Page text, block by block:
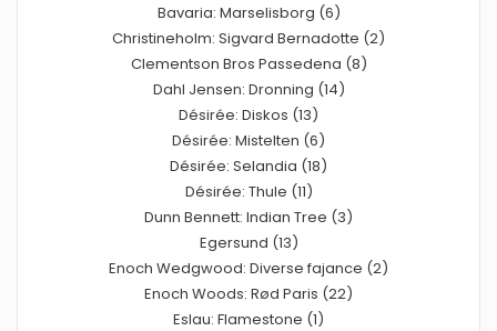
Bavaria: Marselisborg (6)
Christineholm: Sigvard Bernadotte (2)
Clementson Bros Passedena (8)
Dahl Jensen: Dronning (14)
Désirée: Diskos (13)
Désirée: Mistelten (6)
Désirée: Selandia (18)
Désirée: Thule (11)
Dunn Bennett: Indian Tree (3)
Egersund (13)
Enoch Wedgwood: Diverse fajance (2)
Enoch Woods: Rød Paris (22)
Eslau: Flamestone (1)